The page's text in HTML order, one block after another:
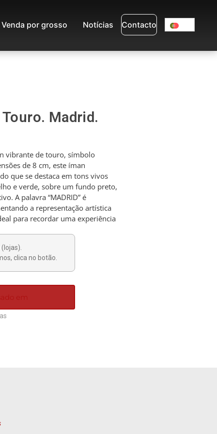
Venda por grosso Notícias Contacto
Madrid.
vibrante de touro, símbolo
de 8 cm, este íman
que se destaca em tons vivos
e verde, sobre um fundo preto,
A palavra “MADRID” é
a representação artística
para recordar uma experiência
clica no botão.
em